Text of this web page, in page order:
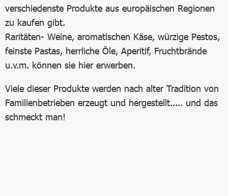
verschiedenste Produkte aus europäischen Regionen
zu kaufen gibt.
Raritäten- Weine, aromatischen Käse, würzige Pestos,
feinste Pastas, herrliche Öle, Aperitif, Fruchtbrände
u.v.m. können sie hier erwerben.
Viele dieser Produkte werden nach alter Tradition von
Familienbetrieben erzeugt und hergestellt..... und das
schmeckt man!